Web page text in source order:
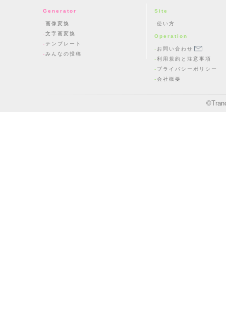
Generator
画像変換
文字画変換
テンプレート
みんなの投稿
Site
使い方
Operation
お問い合わせ
利用規約と注意事項
プライバシーポリシー
会社概要
©